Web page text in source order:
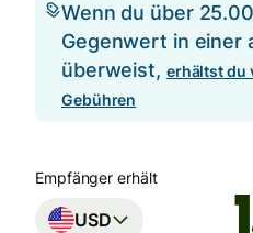
Wenn du über
Gegenwert in einer
überweist, erhältst du
Gebühren
Empfänger erhält
USD